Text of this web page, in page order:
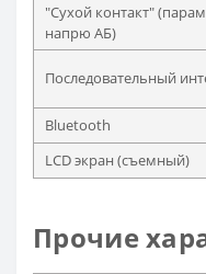
"Сухой контакт"
напрю АБ)
Последовательный
Bluetooth
LCD экран (съемный)
Прочие